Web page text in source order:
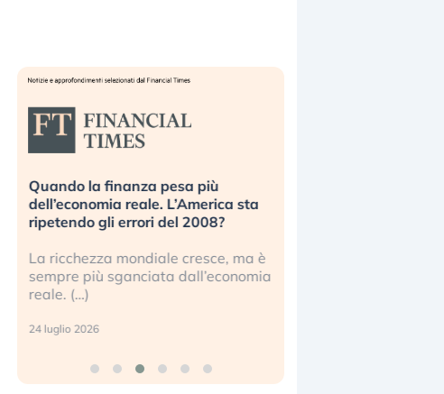
Quando la finanza pesa più
dell’economia reale. L’America sta
ripetendo gli errori del 2008?
La ricchezza mondiale cresce, ma è
sempre più sganciata dall’economia
reale. (…)
24 luglio 2026